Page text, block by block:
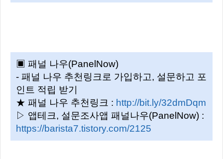
▣ 패널 나우(PanelNow)
- 패널 나우 추천링크로 가입하고, 설문하고 포
인트 적립 받기
★ 패널 나우 추천링크 : http://bit.ly/32dmDqm
▷ 앱테크, 설문조사앱 패널나우(PanelNow) :
https://barista7.tistory.com/2125